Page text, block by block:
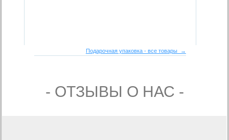
Подарочная упаковка - все товары →
- ОТЗЫВЫ О НАС -